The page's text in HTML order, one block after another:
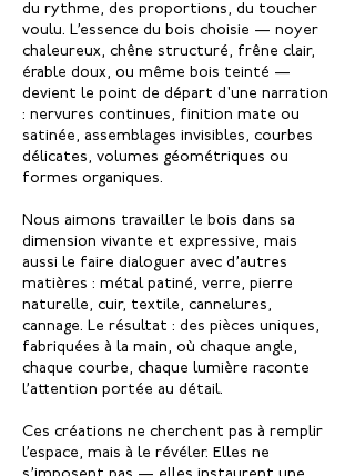
du rythme, des proportions, du toucher
voulu. L’essence du bois choisie — noyer
chaleureux, chêne structuré, frêne clair,
érable doux, ou même bois teinté —
devient le point de départ d'une narration
: nervures continues, finition mate ou
satinée, assemblages invisibles, courbes
délicates, volumes géométriques ou
formes organiques.
Nous aimons travailler le bois dans sa
dimension vivante et expressive, mais
aussi le faire dialoguer avec d’autres
matières : métal patiné, verre, pierre
naturelle, cuir, textile, cannelures,
cannage. Le résultat : des pièces uniques,
fabriquées à la main, où chaque angle,
chaque courbe, chaque lumière raconte
l’attention portée au détail.
Ces créations ne cherchent pas à remplir
l’espace, mais à le révéler. Elles ne